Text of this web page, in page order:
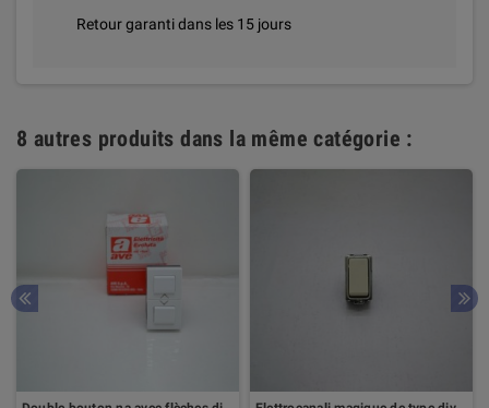
Retour garanti dans les 15 jours
8 autres produits dans la même catégorie :